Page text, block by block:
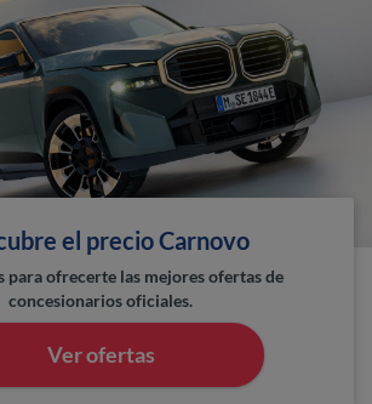
el precio Carnovo
para ofrecerte las mejores ofertas de
concesionarios oficiales.
Ver ofertas